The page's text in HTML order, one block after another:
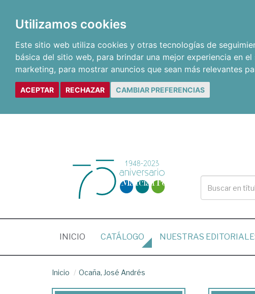
Utilizamos cookies
Este sitio web utiliza cookies y otras tecnologías de
básica del sitio web, para brindar una mejor experiencia en
marketing, para mostrar anuncios que sean más relevantes
ACEPTAR RECHAZAR CAMBIAR PREFERENCIAS
INICIO (CURRENT)
CATÁLOGO NUESTRAS
Inicio Ocaña, José Andrés